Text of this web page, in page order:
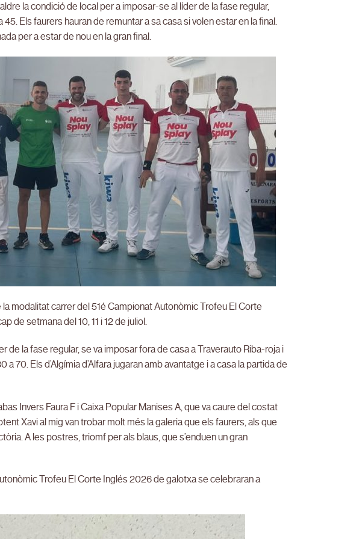
la condició de local per a imposar-se al líder de la fase regular,
Els faurers hauran de remuntar a sa casa si volen estar en la final.
per a estar de nou en la gran final.
modalitat carrer del 51é Campionat Autonòmic Trofeu El Corte
de setmana del 10, 11 i 12 de juliol.
de la fase regular, se va imposar fora de casa a Traverauto Riba-roja i
a 70. Els d’Algímia d’Alfara jugaran amb avantatge i a casa la partida de
Invers Faura F i Caixa Popular Manises A, que va caure del costat
Xavi al mig van trobar molt més la galeria que els faurers, als que
A les postres, triomf per als blaus, que s’enduen un gran
Trofeu El Corte Inglés 2026 de galotxa se celebraran a